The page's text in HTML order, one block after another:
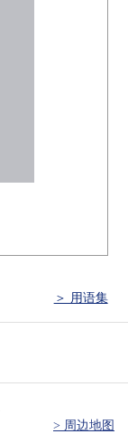
＞ 用语集
> 周边地图